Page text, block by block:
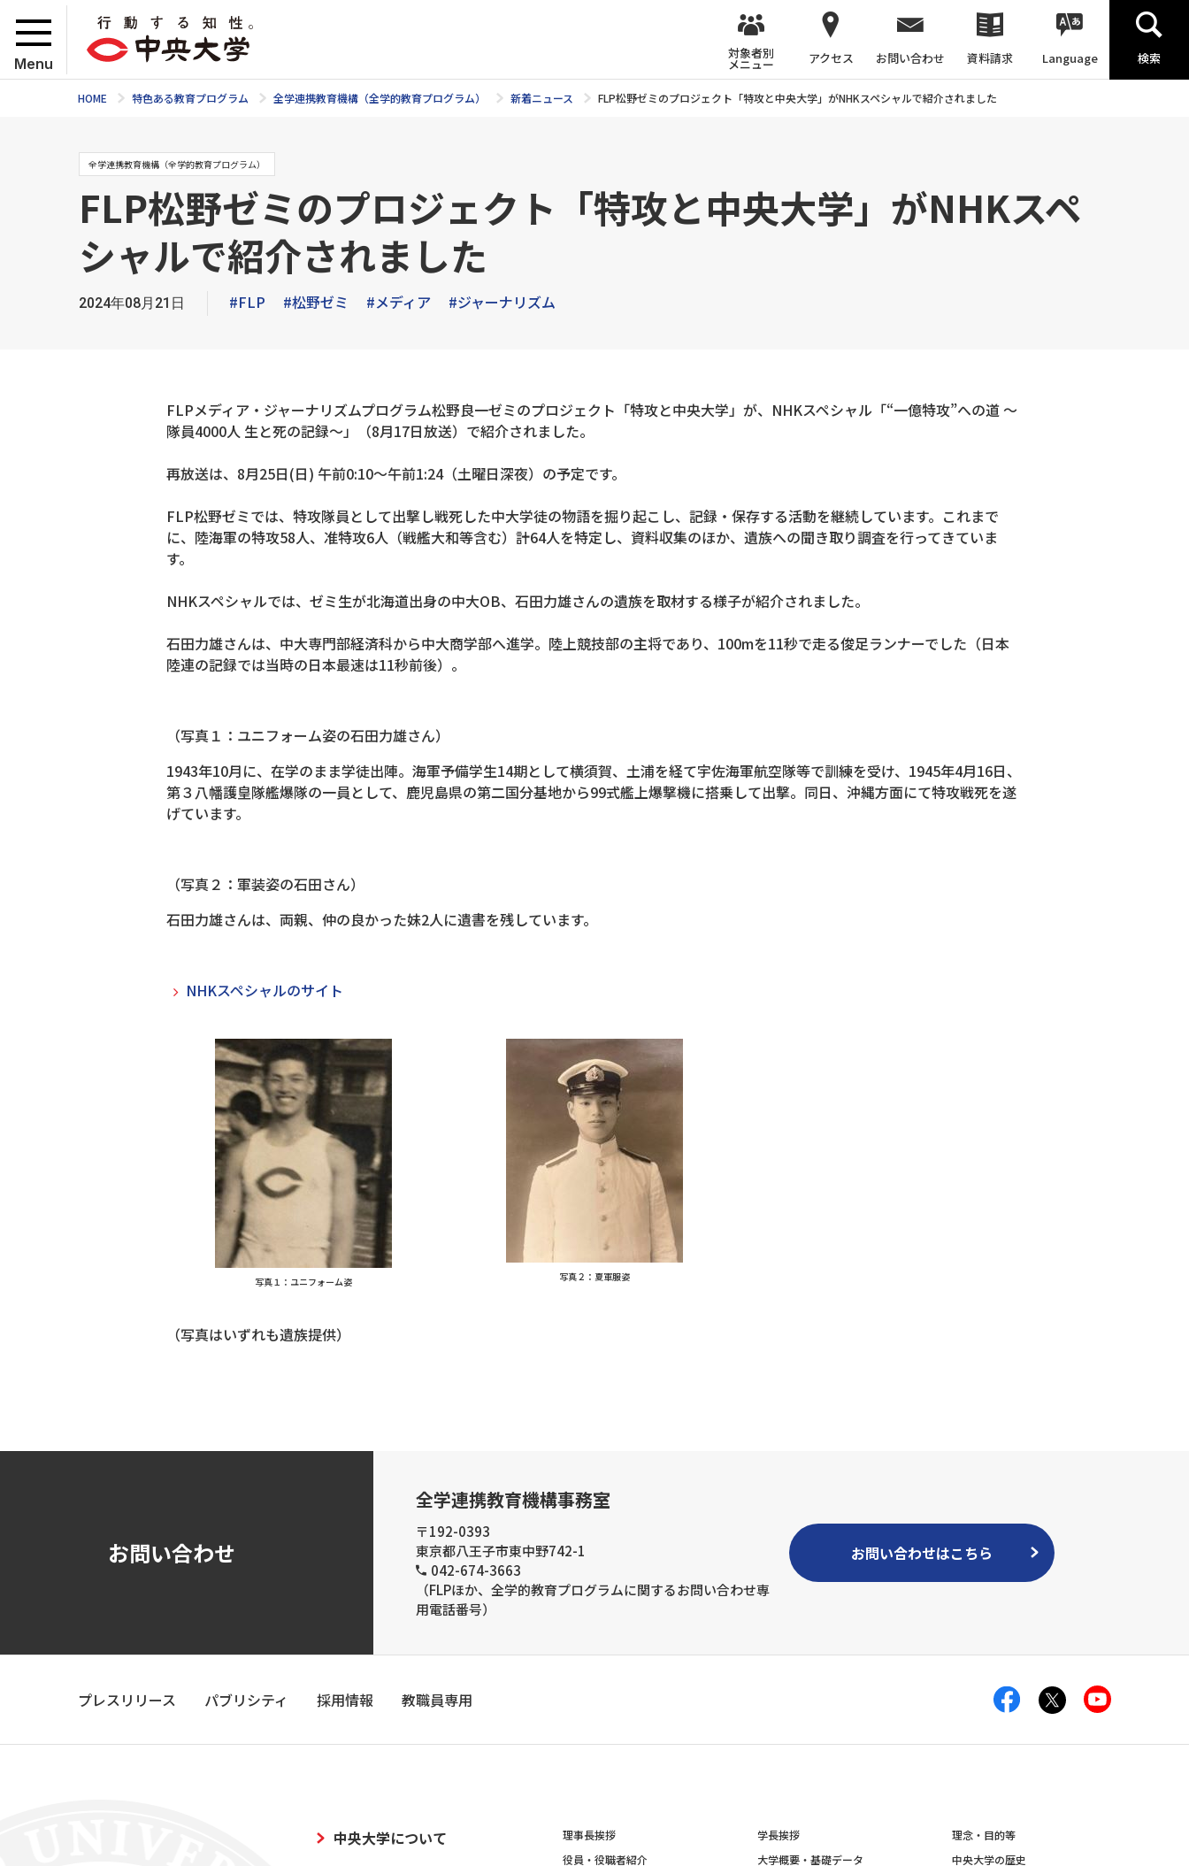
Menu
対象者別
メニュー アクセス お問い合わせ 資料請求 Language 検索
HOME 特色ある教育プログラム 全学連携教育機構（全学的教育プログラム） 新着ニュース FLP松野ゼミのプロジェクト「特攻と中央大学」がNHKスペシャルで紹介されました
全学連携教育機構（全学的教育プログラム）
FLP松野ゼミのプロジェクト「特攻と中央大学」がNHKスペ
シャルで紹介されました
2024年08月21日 #FLP #松野ゼミ #メディア #ジャーナリズム
FLPメディア・ジャーナリズムプログラム松野良一ゼミのプロジェクト「特攻と中央大学」が、NHKスペシャル「“一億特攻”への道 〜
隊員4000人 生と死の記録〜」（8月17日放送）で紹介されました。
再放送は、8月25日(日) 午前0:10〜午前1:24（土曜日深夜）の予定です。
FLP松野ゼミでは、特攻隊員として出撃し戦死した中大学徒の物語を掘り起こし、記録・保存する活動を継続しています。これまで
に、陸海軍の特攻58人、准特攻6人（戦艦大和等含む）計64人を特定し、資料収集のほか、遺族への聞き取り調査を行ってきていま
す。
NHKスペシャルでは、ゼミ生が北海道出身の中大OB、石田力雄さんの遺族を取材する様子が紹介されました。
石田力雄さんは、中大専門部経済科から中大商学部へ進学。陸上競技部の主将であり、100mを11秒で走る俊足ランナーでした（日本
陸連の記録では当時の日本最速は11秒前後）。
（写真１：ユニフォーム姿の石田力雄さん）
1943年10月に、在学のまま学徒出陣。海軍予備学生14期として横須賀、土浦を経て宇佐海軍航空隊等で訓練を受け、1945年4月16日、
第３八幡護皇隊艦爆隊の一員として、鹿児島県の第二国分基地から99式艦上爆撃機に搭乗して出撃。同日、沖縄方面にて特攻戦死を遂
げています。
（写真２：軍装姿の石田さん）
石田力雄さんは、両親、仲の良かった妹2人に遺書を残しています。
NHKスペシャルのサイト
写真１：ユニフォーム姿 写真２：夏軍服姿
（写真はいずれも遺族提供）
お問い合わせ
全学連携教育機構事務室
〒192-0393
東京都八王子市東中野742-1
042-674-3663
（FLPほか、全学的教育プログラムに関するお問い合わせ専
用電話番号）
お問い合わせはこちら
プレスリリース パブリシティ 採用情報 教職員専用
中央大学について 理事長挨拶 学長挨拶
理念・目的等
役員・役職者紹介
大学概要・基礎データ
中央大学の歴史